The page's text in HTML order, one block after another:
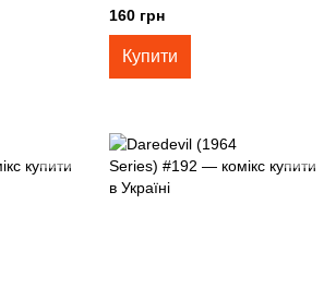
160 грн
Купити